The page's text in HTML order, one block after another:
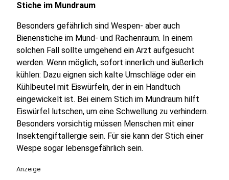
Stiche im Mundraum
Besonders gefährlich sind Wespen- aber auch
Bienenstiche im Mund- und Rachenraum. In einem
solchen Fall sollte umgehend ein Arzt aufgesucht
werden. Wenn möglich, sofort innerlich und äußerlich
kühlen: Dazu eignen sich kalte Umschläge oder ein
Kühlbeutel mit Eiswürfeln, der in ein Handtuch
eingewickelt ist. Bei einem Stich im Mundraum hilft
Eiswürfel lutschen, um eine Schwellung zu verhindern.
Besonders vorsichtig müssen Menschen mit einer
Insektengiftallergie sein. Für sie kann der Stich einer
Wespe sogar lebensgefährlich sein.
Anzeige